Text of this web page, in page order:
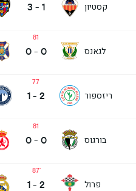
קסטיון 1
-
3
לגאנס
81
0
-
0
ריזספור
77
2
-
1
בורגוס
81
0
-
0
פרול
87
2
-
1